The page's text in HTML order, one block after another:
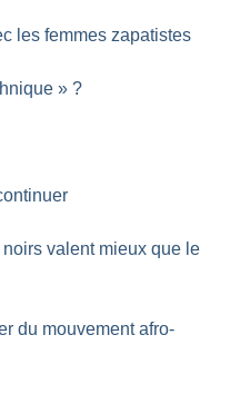
les femmes zapatistes
» ?
noirs valent mieux que le
du mouvement afro-